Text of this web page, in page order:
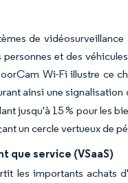
de
et des
Wi-Fi illustre ce
ainsi une signalisation
jusqu'à 15 % pour les
un cercle vertueux de
que service (VSaaS)
les importants achats